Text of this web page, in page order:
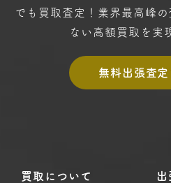
でも買取査定！ 業界最高峰の
ない高額買取を実
無料出張査定
買取について